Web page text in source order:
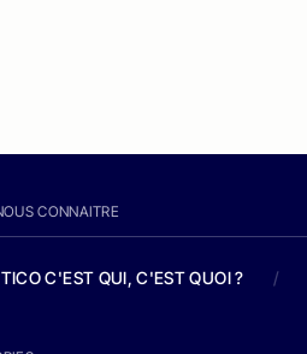
CONNAITRE
C'EST QUI, C'EST QUOI ? /